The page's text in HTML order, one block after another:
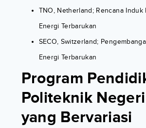
TNO, Netherland; Rencana Induk
Energi Terbarukan
SECO, Switzerland;
Energi Terbarukan
Program
Politeknik
yang Bervariasi